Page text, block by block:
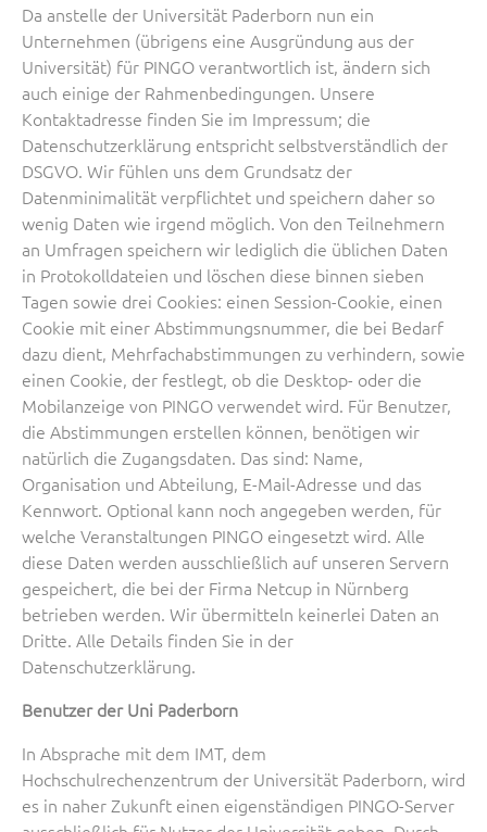
Da anstelle der Universität Paderborn nun ein
Unternehmen (übrigens eine Ausgründung aus der
Universität) für PINGO verantwortlich ist, ändern sich
auch einige der Rahmenbedingungen. Unsere
Kontaktadresse finden Sie im Impressum; die
Datenschutzerklärung entspricht selbstverständlich der
DSGVO. Wir fühlen uns dem Grundsatz der
Datenminimalität verpflichtet und speichern daher so
wenig Daten wie irgend möglich. Von den Teilnehmern
an Umfragen speichern wir lediglich die üblichen Daten
in Protokolldateien und löschen diese binnen sieben
Tagen sowie drei Cookies: einen Session-Cookie, einen
Cookie mit einer Abstimmungsnummer, die bei Bedarf
dazu dient, Mehrfachabstimmungen zu verhindern, sowie
einen Cookie, der festlegt, ob die Desktop- oder die
Mobilanzeige von PINGO verwendet wird. Für Benutzer,
die Abstimmungen erstellen können, benötigen wir
natürlich die Zugangsdaten. Das sind: Name,
Organisation und Abteilung, E-Mail-Adresse und das
Kennwort. Optional kann noch angegeben werden, für
welche Veranstaltungen PINGO eingesetzt wird. Alle
diese Daten werden ausschließlich auf unseren Servern
gespeichert, die bei der Firma Netcup in Nürnberg
betrieben werden. Wir übermitteln keinerlei Daten an
Dritte. Alle Details finden Sie in der
Datenschutzerklärung.
Benutzer der Uni Paderborn
In Absprache mit dem IMT, dem
Hochschulrechenzentrum der Universität Paderborn, wird
es in naher Zukunft einen eigenständigen PINGO-Server